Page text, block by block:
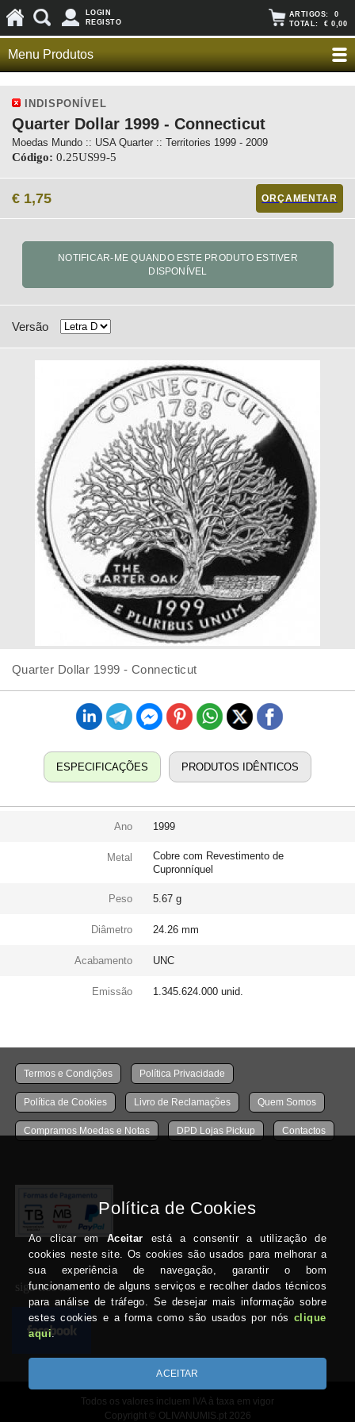
LOGIN
REGISTO
ARTIGOS: 0
TOTAL: € 0,00
Menu Produtos
INDISPONÍVEL
Quarter Dollar 1999 - Connecticut
Moedas Mundo :: USA Quarter :: Territories 1999 - 2009
Código: 0.25US99-5
€ 1,75 ORÇAMENTAR
Versão
Quarter Dollar 1999 - Connecticut
ESPECIFICAÇÕES PRODUTOS IDÊNTICOS
Ano 1999
Metal
Cobre com Revestimento de
Cupronníquel
Peso 5.67 g
Diâmetro 24.26 mm
Acabamento UNC
Emissão 1.345.624.000 unid.
Termos e Condições Política Privacidade
Política de Cookies Livro de Reclamações Quem Somos
Compramos Moedas e Notas DPD Lojas Pickup Contactos
siga-nos no:
Todos os valores incluem IVA à taxa em vigor
Copyright © OLIVANUMIS.pt 2026